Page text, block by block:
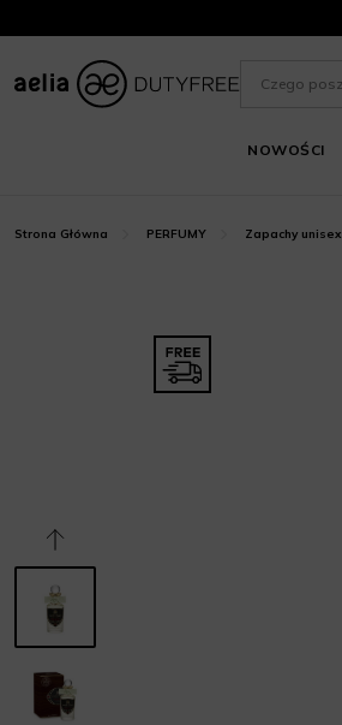
NOWOŚCI
Strona Główna PERFUMY Zapachy unisex